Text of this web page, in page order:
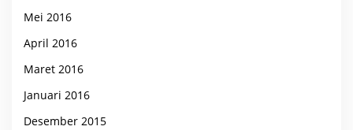
Mei 2016
April 2016
Maret 2016
Januari 2016
Desember 2015